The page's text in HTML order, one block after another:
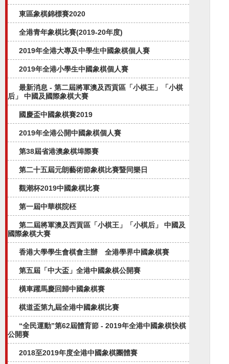
東區象棋錦標賽2020
全港青年象棋比賽(2019-20年度)
2019年全港大專及中學生中國象棋個人賽
2019年全港小學生中國象棋個人賽
最新消息 - 第二屆將軍澳及西貢區「小棋王」「小棋
后」 中國及國際象棋大賽
國慶盃中國象棋賽2019
2019年全港公開中國象棋個人賽
第38屆省港澳象棋埠際賽
第二十五屆元朗藝術節象棋比賽暨同樂日
觀潮杯2019中國象棋比賽
第一屆中華棋院柸
第二屆將軍澳及西貢區「小棋王」「小棋后」 中國及
國際象棋大賽
香港大學學生會棋會主辦 全港學界中國象棋賽
第五屆「中大盃」全港中國象棋公開賽​
橫車躍馬慶回歸中國象棋賽
棋道盃第九屆全港中國象棋比賽
“全民運動”第62屆體育節 - 2019年全港中國象棋快棋
公開賽
2018至2019年度全港中國象棋團體賽